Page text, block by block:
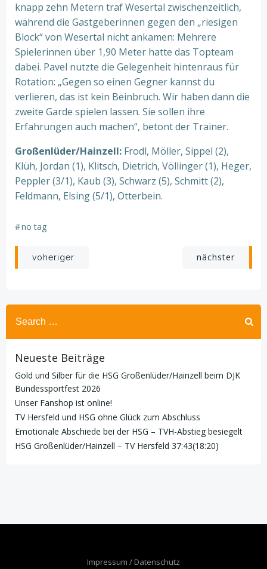
knapp zehn Metern traf Wesertal zwischenzeitlich,
während die Gastgeberinnen gegen den „riesigen
Block“ von Wesertal nicht ankamen: Mehrere
Spielerinnen über 1,90 Meter hatte das Topteam
dabei. Pavel nutzte die Gelegenheit hintenraus für
Rotation: „Gegen so einen Gegner kannst du
verlieren, das ist kein Beinbruch. Wir haben dann die
zweite Garde spielen lassen. Sie sollen ihre
Erfahrungen auch machen“, betont der Trainer.
Großenlüder/Hainzell: Frodl, Möller, Sippel (2),
Klüh, Jordan (1), Klitsch, Dietrich, Völlinger (1), Heger,
Peppler (3/1), Kaub (3), Schwarz (5), Schmitt (2),
Feldmann, Elsing (5/1), Otterbein.
#no tag
Beitragsnavigation
voheriger nächster
Search
for:
Neueste Beiträge
Gold und Silber für die HSG Großenlüder/Hainzell beim DJK
Bundessportfest 2026
Unser Fanshop ist online!
TV Hersfeld und HSG ohne Glück zum Abschluss
Emotionale Abschiede bei der HSG – TVH-Abstieg besiegelt
HSG Großenlüder/Hainzell – TV Hersfeld 37:43(18:20)
Impressum / Datenschutz